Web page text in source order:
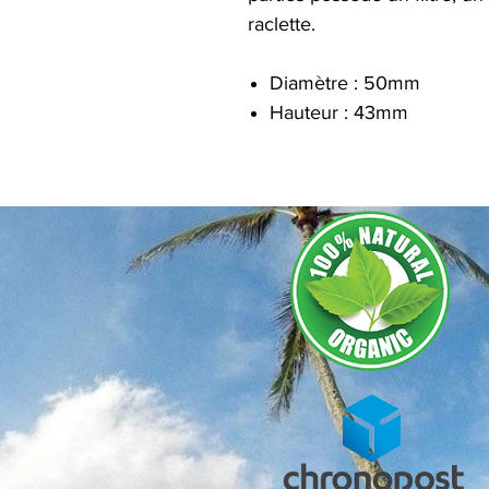
raclette.
Diamètre : 50mm
Hauteur : 43mm